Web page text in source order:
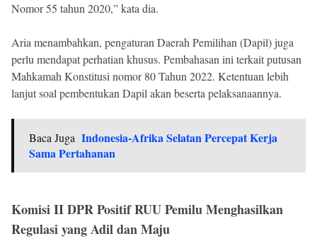
Nomor 55 tahun 2020,” kata dia.
Aria menambahkan, pengaturan Daerah Pemilihan (Dapil) juga
perlu mendapat perhatian khusus. Pembahasan ini terkait putusan
Mahkamah Konstitusi nomor 80 Tahun 2022. Ketentuan lebih
lanjut soal pembentukan Dapil akan beserta pelaksanaannya.
Baca Juga Indonesia-Afrika Selatan Percepat Kerja
Sama Pertahanan
Komisi II DPR Positif RUU Pemilu Menghasilkan
Regulasi yang Adil dan Maju